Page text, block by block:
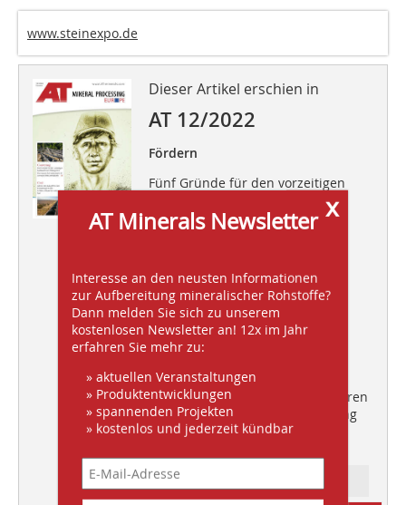
www.steinexpo.de
Dieser Artikel erschien in
AT 12/2022
Fördern
Fünf Gründe für den vorzeitigen
Gibt es eine Zukunft für den
Energieträger Kohle
Effiziente Maschinen und Verfahren
für optimale Rohstoffverarbeitung
x
AT Minerals Newsletter
Interesse an den neusten Informationen
zur Aufbereitung mineralischer Rohstoffe?
Dann melden Sie sich zu unserem
kostenlosen Newsletter an! 12x im Jahr
erfahren Sie mehr zu:
» aktuellen Veranstaltungen
» Produktentwicklungen
» spannenden Projekten
» kostenlos und jederzeit kündbar